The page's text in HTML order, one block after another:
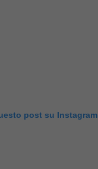
post su Instagram